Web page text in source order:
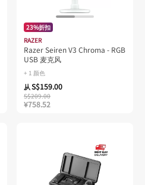
23%折扣
RAZER
Razer Seiren V3 Chroma - RGB
USB 麦克风
+ 1 颜色
从S$159.00
S$209.00
¥758.52